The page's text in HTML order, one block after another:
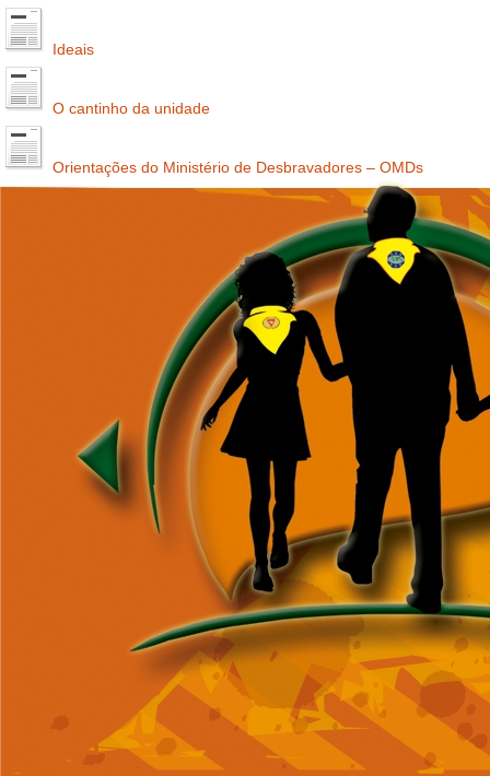
Ideais
O cantinho da unidade
Orientações do Ministério de Desbravadores – OMDs